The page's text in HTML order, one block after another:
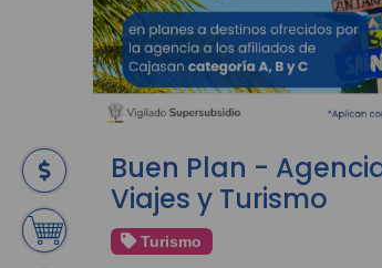
Buen Plan -
Viajes y Turismo
Turismo